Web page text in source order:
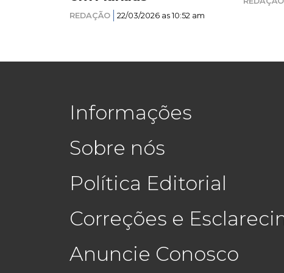
REDAÇÃO 22/03/2026 as 10:52 am
Informações
Sobre nós
Política Editorial
Correções e
Anuncie Conosco